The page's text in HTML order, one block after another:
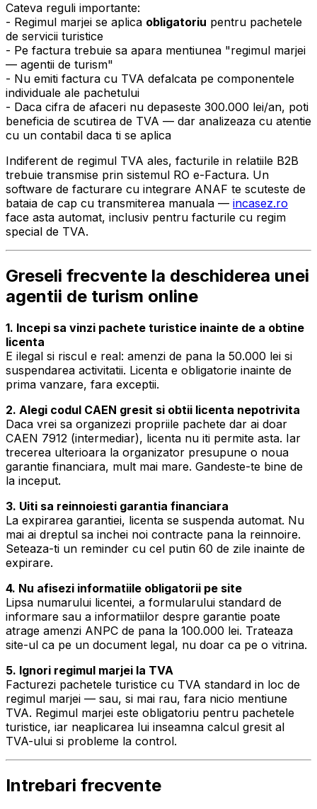
Cateva reguli importante:
- Regimul marjei se aplica obligatoriu pentru pachetele
de servicii turistice
- Pe factura trebuie sa apara mentiunea "regimul marjei
— agentii de turism"
- Nu emiti factura cu TVA defalcata pe componentele
individuale ale pachetului
- Daca cifra de afaceri nu depaseste 300.000 lei/an, poti
beneficia de scutirea de TVA — dar analizeaza cu atentie
cu un contabil daca ti se aplica
Indiferent de regimul TVA ales, facturile in relatiile B2B
trebuie transmise prin sistemul RO e-Factura. Un
software de facturare cu integrare ANAF te scuteste de
bataia de cap cu transmiterea manuala — incasez.ro
face asta automat, inclusiv pentru facturile cu regim
special de TVA.
Greseli frecvente la deschiderea unei
agentii de turism online
1. Incepi sa vinzi pachete turistice inainte de a obtine
licenta
E ilegal si riscul e real: amenzi de pana la 50.000 lei si
suspendarea activitatii. Licenta e obligatorie inainte de
prima vanzare, fara exceptii.
2. Alegi codul CAEN gresit si obtii licenta nepotrivita
Daca vrei sa organizezi propriile pachete dar ai doar
CAEN 7912 (intermediar), licenta nu iti permite asta. Iar
trecerea ulterioara la organizator presupune o noua
garantie financiara, mult mai mare. Gandeste-te bine de
la inceput.
3. Uiti sa reinnoiesti garantia financiara
La expirarea garantiei, licenta se suspenda automat. Nu
mai ai dreptul sa inchei noi contracte pana la reinnoire.
Seteaza-ti un reminder cu cel putin 60 de zile inainte de
expirare.
4. Nu afisezi informatiile obligatorii pe site
Lipsa numarului licentei, a formularului standard de
informare sau a informatiilor despre garantie poate
atrage amenzi ANPC de pana la 100.000 lei. Trateaza
site-ul ca pe un document legal, nu doar ca pe o vitrina.
5. Ignori regimul marjei la TVA
Facturezi pachetele turistice cu TVA standard in loc de
regimul marjei — sau, si mai rau, fara nicio mentiune
TVA. Regimul marjei este obligatoriu pentru pachetele
turistice, iar neaplicarea lui inseamna calcul gresit al
TVA-ului si probleme la control.
Intrebari frecvente